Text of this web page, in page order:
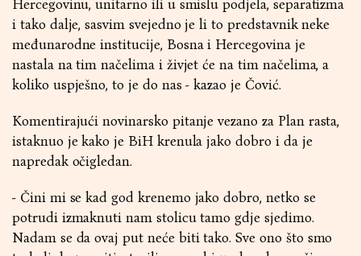
Hercegovinu, unitarno ili u smislu podjela, separatizma
i tako dalje, sasvim svejedno je li to predstavnik neke
međunarodne institucije, Bosna i Hercegovina je
nastala na tim načelima i živjet će na tim načelima, a
koliko uspješno, to je do nas - kazao je Čović.
Komentirajući novinarsko pitanje vezano za Plan rasta,
istaknuo je kako je BiH krenula jako dobro i da je
napredak očigledan.
- Čini mi se kad god krenemo jako dobro, netko se
potrudi izmaknuti nam stolicu tamo gdje sjedimo.
Nadam se da ovaj put neće biti tako. Sve ono što smo